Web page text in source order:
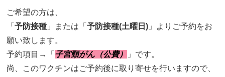
ご希望の方は、
「予防接種 」または「予防接種(土曜日) 」よりご予約をお
願い致します。
予約項目→「 子宮頸がん（公費）
」です。
尚、このワクチンはご予約後に取り寄せを行いますので、